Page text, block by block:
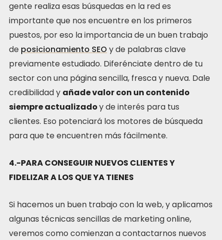
gente realiza esas búsquedas en la red es
importante que nos encuentre en los primeros
puestos, por eso la importancia de un buen trabajo
de posicionamiento SEO y de palabras clave
previamente estudiado. Diferénciate dentro de tu
sector con una página sencilla, fresca y nueva. Dale
credibilidad y añade valor con un contenido
siempre actualizadoy de interés para tus
clientes. Eso potenciará los motores de búsqueda
para que te encuentren más fácilmente.
4.-PARA CONSEGUIR NUEVOS CLIENTES Y
FIDELIZAR A LOS QUE YA TIENES
Si hacemos un buen trabajo con la web, y aplicamos
algunas técnicas sencillas de marketing online,
veremos como comienzan a contactarnos nuevos